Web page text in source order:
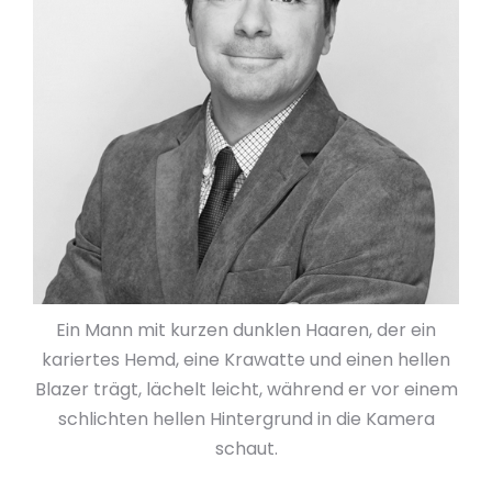
Ein Mann mit kurzen dunklen Haaren, der ein
kariertes Hemd, eine Krawatte und einen hellen
Blazer trägt, lächelt leicht, während er vor einem
schlichten hellen Hintergrund in die Kamera
schaut.